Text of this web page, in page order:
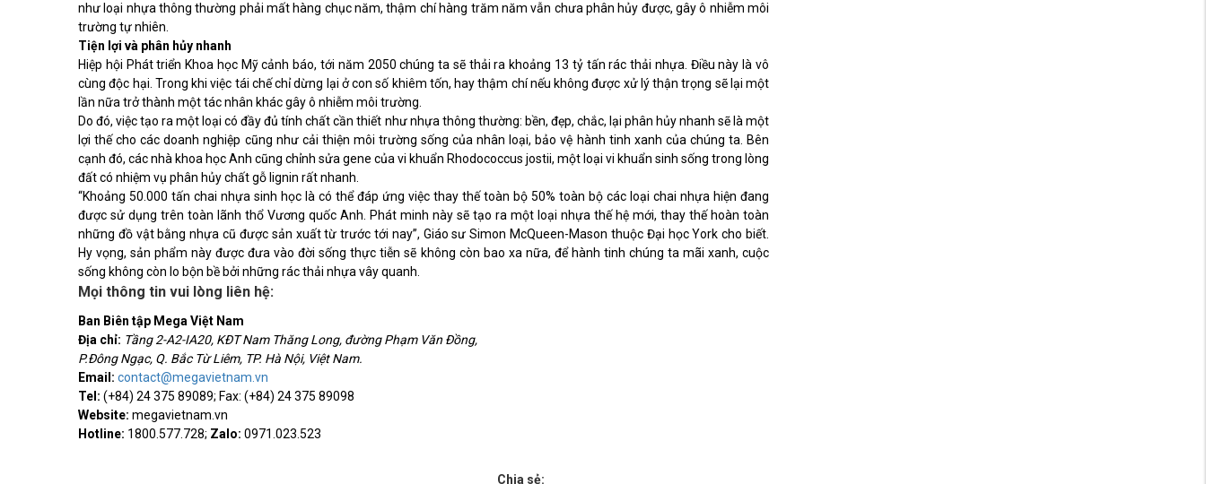
như loại nhựa thông thường phải mất hàng chục năm, thậm chí hàng trăm năm vẫn chưa phân hủy được, gây ô nhiễm môi
trường tự nhiên.
Tiện lợi và phân hủy nhanh
Hiệp hội Phát triển Khoa học Mỹ cảnh báo, tới năm 2050 chúng ta sẽ thải ra khoảng 13 tỷ tấn rác thải nhựa. Điều này là vô
cùng độc hại. Trong khi việc tái chế chỉ dừng lại ở con số khiêm tốn, hay thậm chí nếu không được xử lý thận trọng sẽ lại một
lần nữa trở thành một tác nhân khác gây ô nhiễm môi trường.
Do đó, việc tạo ra một loại có đầy đủ tính chất cần thiết như nhựa thông thường: bền, đẹp, chắc, lại phân hủy nhanh sẽ là một
lợi thế cho các doanh nghiệp cũng như cải thiện môi trường sống của nhân loại, bảo vệ hành tinh xanh của chúng ta. Bên
cạnh đó, các nhà khoa học Anh cũng chỉnh sửa gene của vi khuẩn Rhodococcus jostii, một loại vi khuẩn sinh sống trong lòng
đất có nhiệm vụ phân hủy chất gỗ lignin rất nhanh.
“Khoảng 50.000 tấn chai nhựa sinh học là có thể đáp ứng việc thay thế toàn bộ 50% toàn bộ các loại chai nhựa hiện đang
được sử dụng trên toàn lãnh thổ Vương quốc Anh. Phát minh này sẽ tạo ra một loại nhựa thế hệ mới, thay thế hoàn toàn
những đồ vật bằng nhựa cũ được sản xuất từ trước tới nay”, Giáo sư Simon McQueen-Mason thuộc Đại học York cho biết.
Hy vọng, sản phẩm này được đưa vào đời sống thực tiễn sẽ không còn bao xa nữa, để hành tinh chúng ta mãi xanh, cuộc
sống không còn lo bộn bề bởi những rác thải nhựa vây quanh.
Mọi thông tin vui lòng liên hệ:
Ban Biên tập Mega Việt Nam
Địa chỉ: Tầng 2-A2-IA20, KĐT Nam Thăng Long, đường Phạm Văn Đồng,
P.Đông Ngạc, Q. Bắc Từ Liêm, TP. Hà Nội, Việt Nam.
Email: contact@megavietnam.vn
Tel: (+84) 24 375 89089; Fax: (+84) 24 375 89098
Website: megavietnam.vn
Hotline: 1800.577.728; Zalo: 0971.023.523
Chia sẻ: